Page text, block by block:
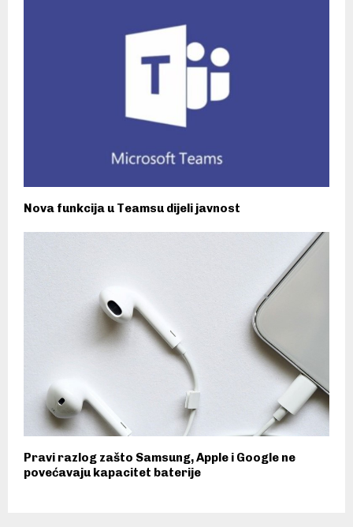
Nova funkcija u Teamsu dijeli javnost
Pravi razlog zašto Samsung, Apple i Google ne
povećavaju kapacitet baterije